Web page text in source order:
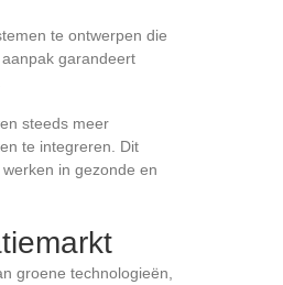
te ontwerpen die
garandeert
steeds meer
te integreren. Dit
in gezonde en
groene technologieën,